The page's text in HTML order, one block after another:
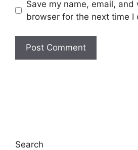
Save my name, email,
browser for the next time I
Search